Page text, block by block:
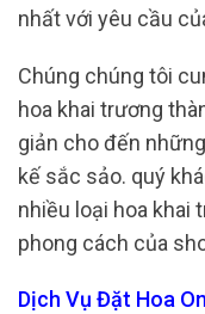
nhất với yêu cầu
Chúng chúng tôi
hoa khai trương
giản cho đến
kế sắc sảo. quý
nhiều loại hoa khai
phong cách của
Dịch Vụ Đặt Hoa